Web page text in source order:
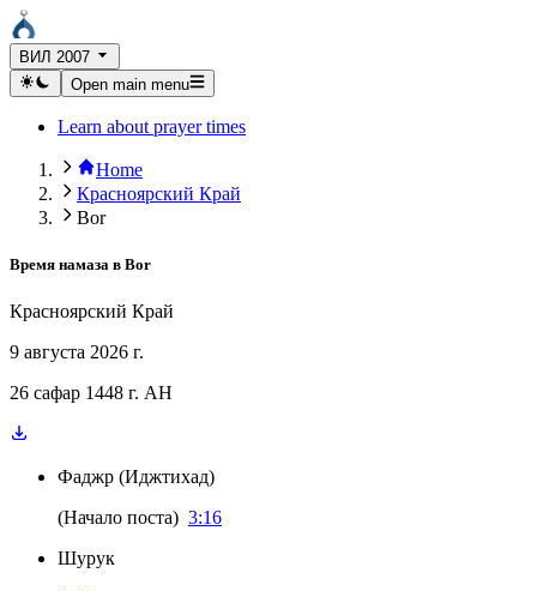
ВИЛ 2007
Open main menu
Learn about prayer times
Home
Красноярский Край
Bor
Время намаза в Bor
Красноярский Край
9 августа 2026 г.
26 сафар 1448 г. AH
Фаджр (Иджтихад)
(Начало поста) 3:16
Шурук